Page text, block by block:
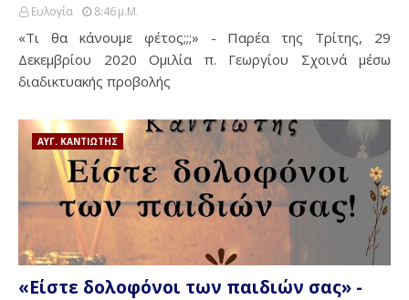
Ευλογία 8:46 Μ.μ.
«Τι θα κάνουμε φέτος;;;» - Παρέα της Τρίτης, 29
Δεκεμβρίου 2020 Ομιλία π. Γεωργίου Σχοινά μέσω
διαδικτυακής προβολής
ΑΥΓ. ΚΑΝΤΙΩΤΗΣ
«Είστε δολοφόνοι των παιδιών σας» -